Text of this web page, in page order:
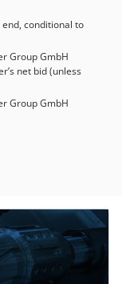
conditional to
Group GmbH
net bid (unless
Group GmbH